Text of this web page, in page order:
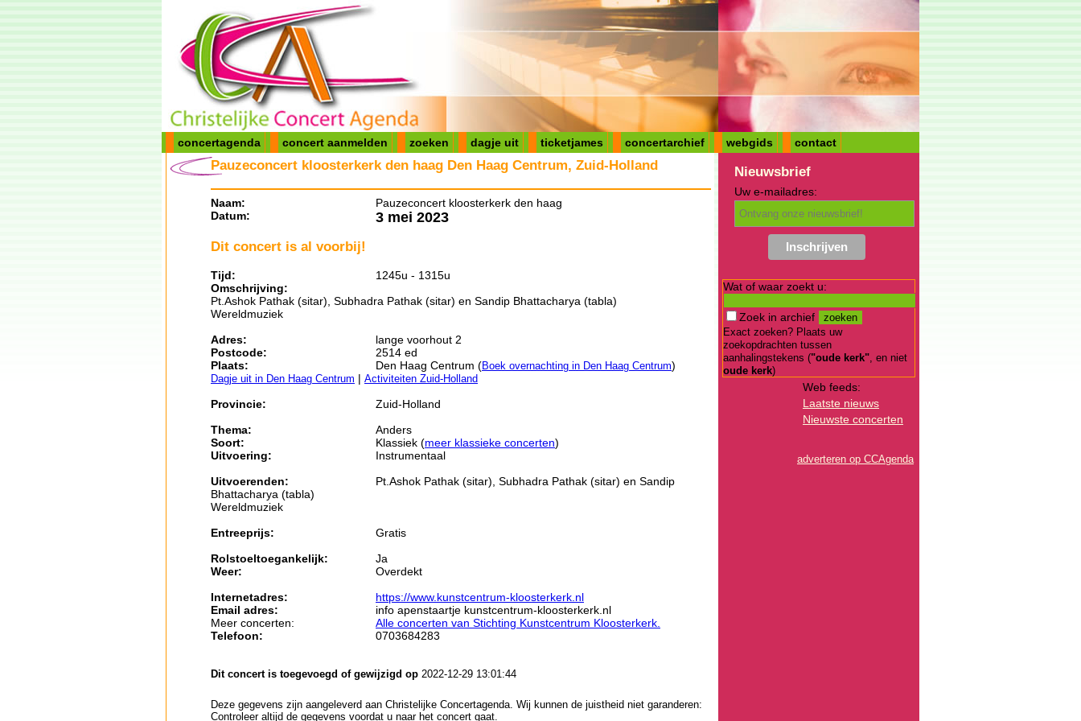
concertagenda concert aanmelden zoeken dagje uit ticketjames concertarchief webgids contact
Pauzeconcert kloosterkerk den haag Den Haag Centrum, Zuid-Holland
Naam:
Pauzeconcert kloosterkerk den haag
Datum:
3 mei 2023
Dit concert is al voorbij!
Tijd:
1245u - 1315u
Omschrijving:
Pt.Ashok Pathak (sitar), Subhadra Pathak (sitar) en Sandip Bhattacharya (tabla)
Wereldmuziek
Adres:
lange voorhout 2
Postcode:
2514 ed
Plaats:
Den Haag Centrum (Boek overnachting in Den Haag Centrum)
Dagje uit in Den Haag Centrum | Activiteiten Zuid-Holland
Provincie:
Zuid-Holland
Thema:
Anders
Soort:
Klassiek (meer klassieke concerten)
Uitvoering:
Instrumentaal
Uitvoerenden:
Pt.Ashok Pathak (sitar), Subhadra Pathak (sitar) en Sandip
Bhattacharya (tabla)
Wereldmuziek
Entreeprijs:
Gratis
Rolstoeltoegankelijk:
Ja
Weer:
Overdekt
Internetadres:
https://www.kunstcentrum-kloosterkerk.nl
Email adres:
info apenstaartje kunstcentrum-kloosterkerk.nl
Meer concerten:
Alle concerten van Stichting Kunstcentrum Kloosterkerk.
Telefoon:
0703684283
Dit concert is toegevoegd of gewijzigd op 2022-12-29 13:01:44
Deze gegevens zijn aangeleverd aan Christelijke Concertagenda. Wij kunnen de juistheid niet garanderen:
Controleer altijd de gegevens voordat u naar het concert gaat.
Nieuwsbrief
Uw e-mailadres:
Wat of waar zoekt u:
Zoek in archief
Exact zoeken? Plaats uw
zoekopdrachten tussen
aanhalingstekens ("oude kerk", en niet
oude kerk)
Web feeds:
Laatste nieuws
Nieuwste concerten
adverteren op CCAgenda